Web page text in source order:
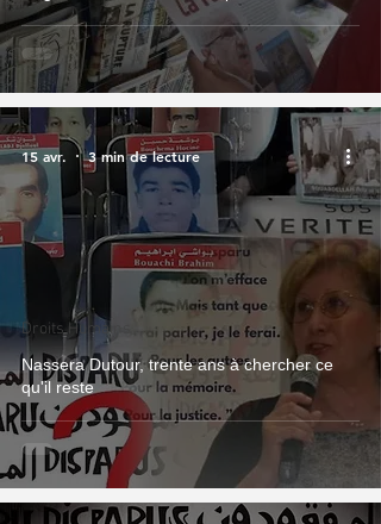
Nassera Dutour, trente ans à chercher ce
qu'il reste
Droits Humains
15 avr. 3 min de lecture